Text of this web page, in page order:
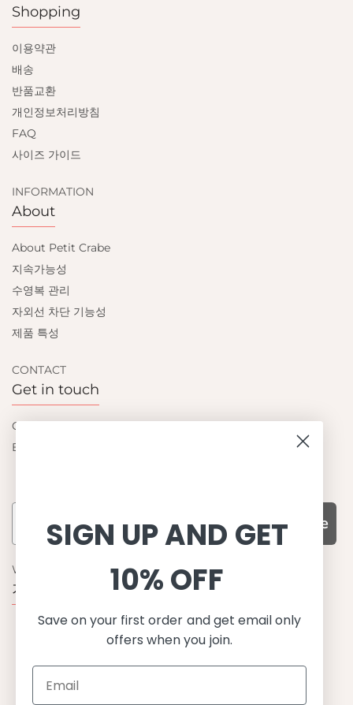
Shopping
이용약관
배송
반품교환
개인정보처리방침
FAQ
사이즈 가이드
INFORMATION
About
About Petit Crabe
지속가능성
수영복 관리
자외선 차단 기능성
제품 특성
CONTACT
Get in touch
Contact us
Become a retailer
Subscribe
WHY CHOOSE US?
기능성과 품질, 그리고 디자인
UPF 50+ 최고 수준 UV 차단 성능
이탈리아산 최고급 원단과 소재 사용
환경을 생각하는 지속가능한 제품
유럽에서 생산된, 스칸디나비안 디자인
SIGN UP AND GET
10% OFF
Save on your first order and get email only
offers when you join.